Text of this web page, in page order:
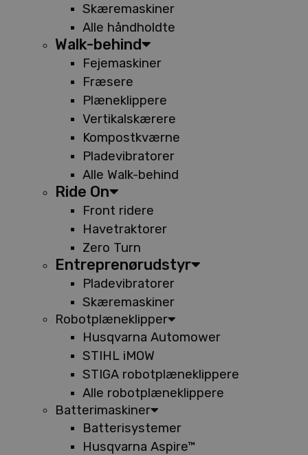
Skæremaskiner
Alle håndholdte
Walk-behind
Fejemaskiner
Fræsere
Plæneklippere
Vertikalskærere
Kompostkværne
Pladevibratorer
Alle Walk-behind
Ride On
Front ridere
Havetraktorer
Zero Turn
Entreprenørudstyr
Pladevibratorer
Skæremaskiner
Robotplæneklipper
Husqvarna Automower
STIHL iMOW
STIGA robotplæneklippere
Alle robotplæneklippere
Batterimaskiner
Batterisystemer
Husqvarna Aspire™